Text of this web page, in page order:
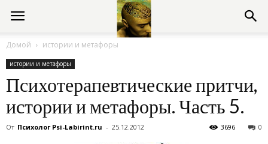
Консультации
психолога
Домой истории и метафоры
истории и метафоры
Психотерапевтические притчи,
истории и метафоры. Часть 5.
От Психолог Psi-Labirint.ru - 25.12.2012 0
3696